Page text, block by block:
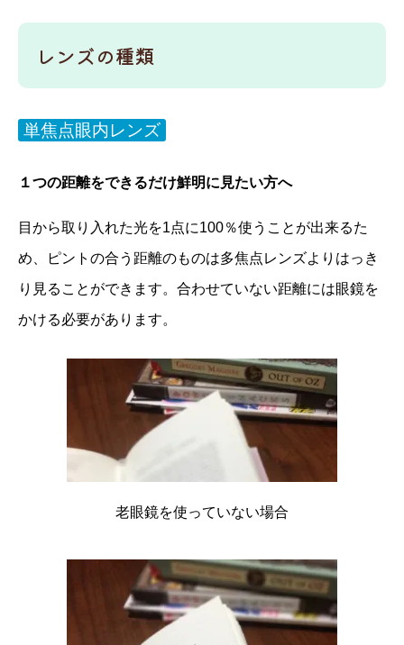
レンズの種類
単焦点眼内レンズ
１つの距離をできるだけ鮮明に見たい方へ
目から取り入れた光を1点に100％使うことが出来るた
め、ピントの合う距離のものは多焦点レンズよりはっき
り見ることができます。合わせていない距離には眼鏡を
かける必要があります。
老眼鏡を使っていない場合